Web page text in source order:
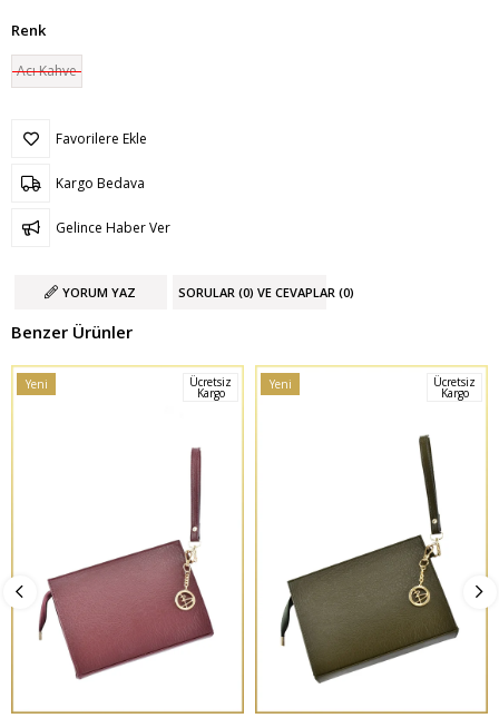
Renk
Acı Kahve
Favorilere Ekle
Kargo Bedava
Gelince Haber Ver
YORUM YAZ SORULAR (0) VE CEVAPLAR (0)
Benzer Ürünler
Yeni
Ücretsiz
Kargo
Yeni
Ücretsiz
Kargo